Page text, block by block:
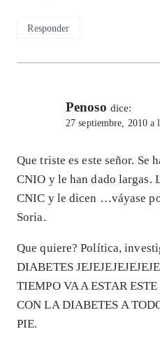
Responder
Penoso dice:
27 septiembre, 2010 a
Que triste es este señor. Se
CNIO y le han dado largas.
CNIC y le dicen …váyase
Soria.
Que quiere? Política,
DIABETES
TIEMPO VA A ESTAR
CON LA DIABETES A
PIE.